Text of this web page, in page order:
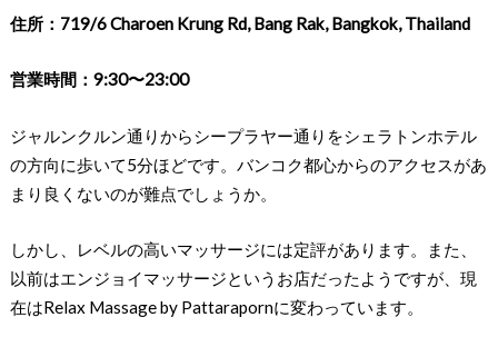
住所：719/6 Charoen Krung Rd, Bang Rak, Bangkok, Thailand
営業時間：9:30〜23:00
ジャルンクルン通りからシープラヤー通りをシェラトンホテル
の方向に歩いて5分ほどです。バンコク都心からのアクセスがあ
まり良くないのが難点でしょうか。
しかし、レベルの高いマッサージには定評があります。また、
以前はエンジョイマッサージというお店だったようですが、現
在はRelax Massage by Pattarapornに変わっています。